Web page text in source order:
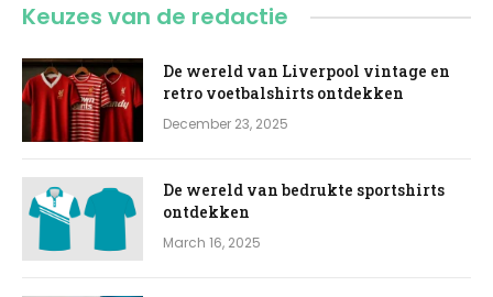
Keuzes van de redactie
De wereld van Liverpool vintage en
retro voetbalshirts ontdekken
December 23, 2025
De wereld van bedrukte sportshirts
ontdekken
March 16, 2025